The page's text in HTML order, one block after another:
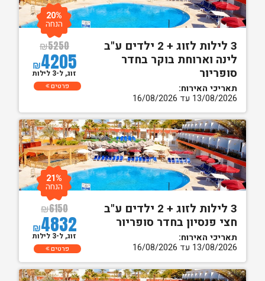
3 לילות לזוג + 2 ילדים ע"ב
לינה וארוחת בוקר בחדר
סופריור
תאריכי האירוח:
13/08/2026 עד 16/08/2026
₪5250
₪4205
20%
הנחה
זוג, ל-3 לילות
פרטים
3 לילות לזוג + 2 ילדים ע"ב
חצי פנסיון בחדר סופריור
תאריכי האירוח:
13/08/2026 עד 16/08/2026
₪6150
₪4832
21%
הנחה
זוג, ל-3 לילות
פרטים